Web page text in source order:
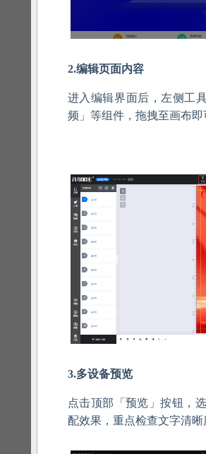
2.编辑页面内容
进入编辑界面后，左侧工
频」等组件，拖拽至画布即
3.多设备预览
点击顶部「预览」按钮，
配效果，重点检查文字清